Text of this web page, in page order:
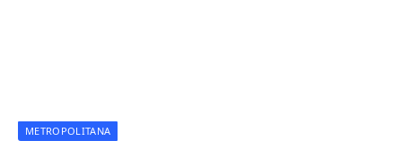
METROPOLITANA